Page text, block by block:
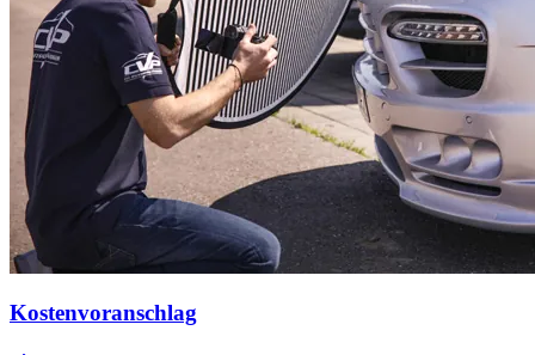
Kostenvoranschlag